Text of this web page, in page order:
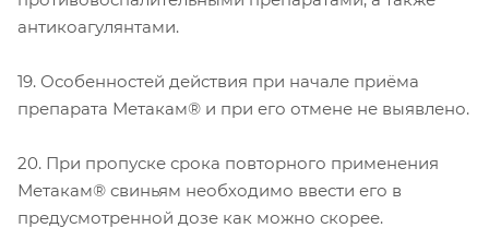
антикоагулянтами.
19. Особенностей действия при начале приёма
препарата Метакам® и при его отмене не выявлено.
20. При пропуске срока повторного применения
Метакам® свиньям необходимо ввести его в
предусмотренной дозе как можно скорее.